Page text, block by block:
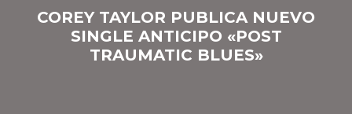
COREY TAYLOR PUBLICA NUEVO
SINGLE ANTICIPO «POST
TRAUMATIC BLUES»